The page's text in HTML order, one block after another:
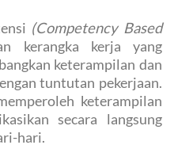
(Competency Based
kerangka kerja yang
keterampilan dan
tuntutan pekerjaan.
keterampilan
secara langsung
hari.